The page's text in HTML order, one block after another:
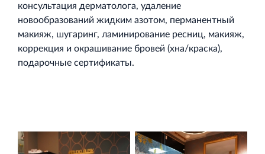
консультация дерматолога, удаление
новообразований жидким азотом, перманентный
макияж, шугаринг, ламинирование ресниц, макияж,
коррекция и окрашивание бровей (хна/краска),
подарочные сертификаты.